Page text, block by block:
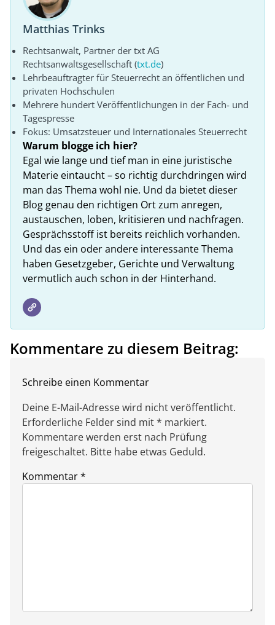
Matthias Trinks
Rechtsanwalt, Partner der txt AG
Rechtsanwaltsgesellschaft (txt.de)
Lehrbeauftragter für Steuerrecht an öffentlichen und
privaten Hochschulen
Mehrere hundert Veröffentlichungen in der Fach- und
Tagespresse
Fokus: Umsatzsteuer und Internationales Steuerrecht
Warum blogge ich hier?
Egal wie lange und tief man in eine juristische
Materie eintaucht – so richtig durchdringen wird
man das Thema wohl nie. Und da bietet dieser
Blog genau den richtigen Ort zum anregen,
austauschen, loben, kritisieren und nachfragen.
Gesprächsstoff ist bereits reichlich vorhanden.
Und das ein oder andere interessante Thema
haben Gesetzgeber, Gerichte und Verwaltung
vermutlich auch schon in der Hinterhand.
Kommentare zu diesem Beitrag:
Schreibe einen Kommentar
Deine E-Mail-Adresse wird nicht veröffentlicht.
Erforderliche Felder sind mit * markiert.
Kommentare werden erst nach Prüfung
freigeschaltet. Bitte habe etwas Geduld.
Kommentar*